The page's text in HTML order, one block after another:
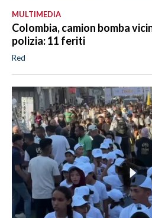
MULTIMEDIA
Colombia, camion bomba
polizia: 11 feriti
Red